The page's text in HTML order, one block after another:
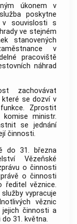
úkonem v
poskytne
v souvislosti s
ve stejném
stanovených
v
pracoviště
náhrad
zachovávat
se dozví v
Zprostit
ministr.
se jednání
činnosti.
do 31. března
Vězeňské
o činnosti
o činnosti
ředitel věznice.
vypracuje
věznic
jejich činnosti a
31. května.